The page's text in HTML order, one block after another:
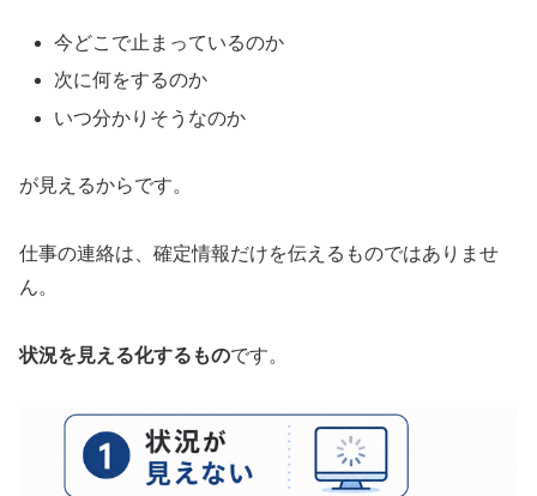
今どこで止まっているのか
次に何をするのか
いつ分かりそうなのか
が見えるからです。
仕事の連絡は、確定情報だけを伝えるものではありませ
ん。
状況を見える化するものです。